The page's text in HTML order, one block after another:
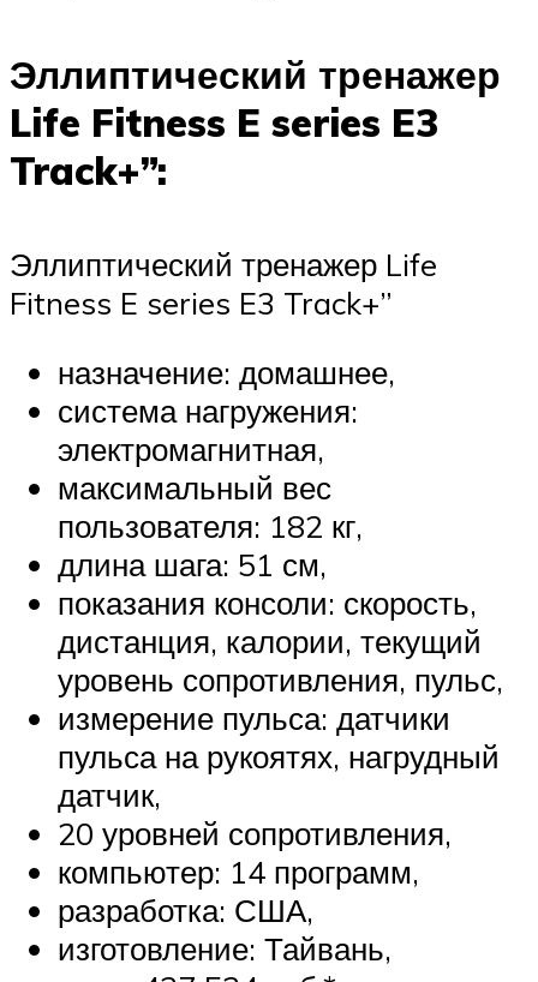
Эллиптический тренажер
Life Fitness E series E3
Track+”:
Эллиптический тренажер Life
Fitness E series E3 Track+”
назначение: домашнее,
система нагружения:
электромагнитная,
максимальный вес
пользователя: 182 кг,
длина шага: 51 см,
показания консоли: скорость,
дистанция, калории, текущий
уровень сопротивления, пульс,
измерение пульса: датчики
пульса на рукоятях, нагрудный
датчик,
20 уровней сопротивления,
компьютер: 14 программ,
разработка: США,
изготовление: Тайвань,